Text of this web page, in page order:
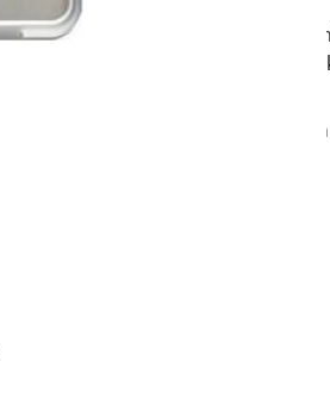
(pvm/
Neuvomme sinua apteekin